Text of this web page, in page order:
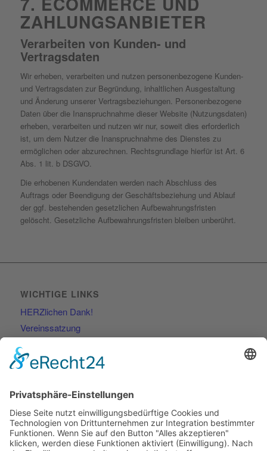
ZAHLUNGS­ANBIETER
Verarbeiten von Kunden- und
Vertragsdaten
Wir erheben, verarbeiten und nutzen personenbezogene Kunden-
und Vertragsdaten zur Begründung, inhaltlichen Ausgestaltung
und Änderung unserer Vertragsbeziehungen. Personenbezogene
Daten über die Inanspruchnahme dieser Website (Nutzungsdaten)
erheben, verarbeiten und nutzen wir nur, soweit dies erforderlich
ist, um dem Nutzer die Inanspruchnahme des Dienstes zu
ermöglichen oder abzurechnen. Rechtsgrundlage hierfür ist Art. 6
Abs. 1 lit. b DSGVO.
Die erhobenen Kundendaten werden nach Abschluss des
Auftrags oder Beendigung der Geschäftsbeziehung und Ablauf
der ggf. bestehenden gesetzlichen Aufbewahrungsfristen
gelöscht. Gesetzliche Aufbewahrungsfristen bleiben unberührt.
WICHTIGE LINKS
HERZlichen Dank!
Vereinssatzung
Kontakt
RECHTLICHES
Impressum
Datenschutzerklärung